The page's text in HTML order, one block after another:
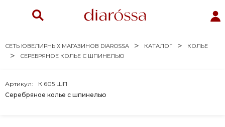
СЕТЬ ЮВЕЛИРНЫХ МАГАЗИНОВ DIAROSSA КАТАЛОГ
КОЛЬЕ
СЕРЕБРЯНОЕ КОЛЬЕ С ШПИНЕЛЬЮ
Серебряное колье с шпинелью
Артикул: К 605 ШП